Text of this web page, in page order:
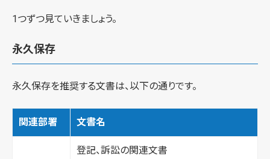
1つずつ見ていきましょう。
永久保存
永久保存を推奨する文書は、以下の通りです。
関連部署 文書名
登記、訴訟の関連文書